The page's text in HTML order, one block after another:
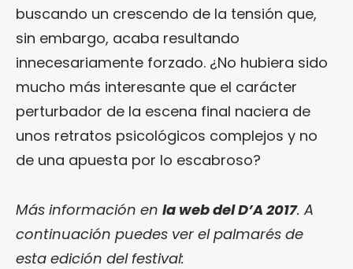
buscando un crescendo de la tensión que,
sin embargo, acaba resultando
innecesariamente forzado. ¿No hubiera sido
mucho más interesante que el carácter
perturbador de la escena final naciera de
unos retratos psicológicos complejos y no
de una apuesta por lo escabroso?
Más información en la web del D’A 2017. A
continuación puedes ver el palmarés de
esta edición del festival: